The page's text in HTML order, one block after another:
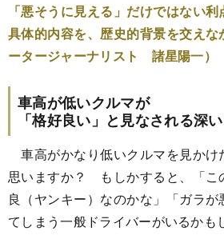
「悪そうに見える」だけではない
具体的内容を、歴史的背景を交え
ータージャーナリスト 諸星陽一）
車高が低いクルマが
「格好良い」と見なされる深
車高がかなり低いクルマを見かけ
思いますか？ もしかすると、「こ
良（ヤンキー）なのかな」「ガラ
てしまう一般ドライバーがいるかも